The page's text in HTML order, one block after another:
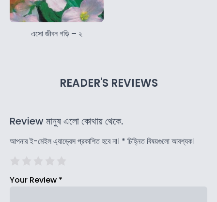
এসো জীবন গড়ি – ২
READER'S REVIEWS
Review মানুষ এলো কোথায় থেকে.
আপনার ই-মেইল এ্যাড্রেস প্রকাশিত হবে না। * চিহ্নিত বিষয়গুলো আবশ্যক।
Your Review *